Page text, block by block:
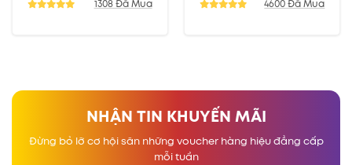
1308 Đã Mua 4600 Đã Mua
NHẬN TIN KHUYẾN MÃI
Đừng bỏ lỡ cơ hội săn những voucher hàng hiệu đẳng cấp
mỗi tuần